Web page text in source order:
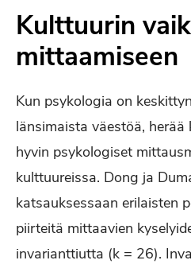
Kulttuurin
mittaamiseen
Kun psykologia on
länsimaista väestöä,
hyvin psykologiset
kulttuureissa. Dong ja
katsauksessaan erilaisten
piirteitä mittaavien
invarianttiutta (k = 26).